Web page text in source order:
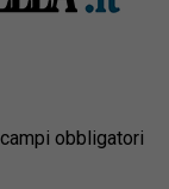
obbligatori